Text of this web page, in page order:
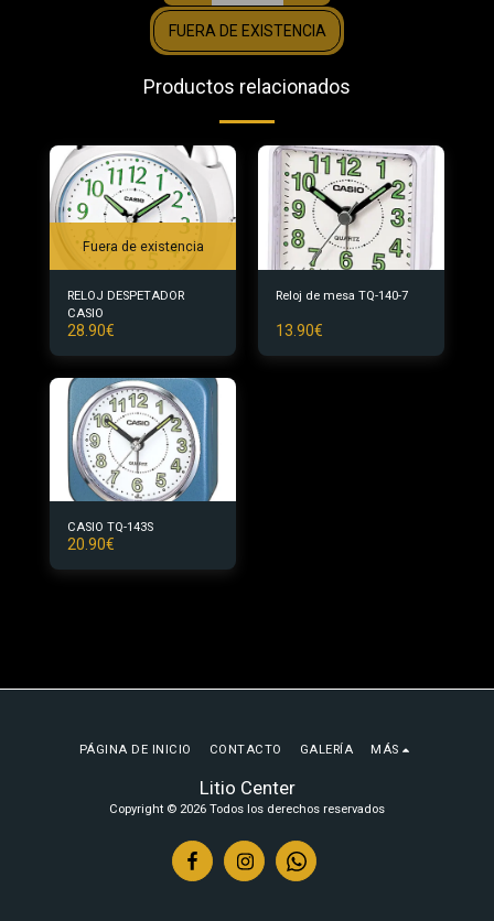
FUERA DE EXISTENCIA
Productos relacionados
Fuera de existencia
RELOJ DESPETADOR
CASIO
28.90€
Reloj de mesa TQ-140-7
13.90€
CASIO TQ-143S
20.90€
Litio Center
Copyright © 2026 Todos los derechos reservados
PÁGINA DE INICIO CONTACTO GALERÍA MÁS